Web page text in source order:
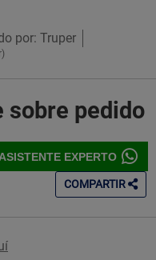
por: Truper
sobre pedido
ASISTENTE EXPERTO
COMPARTIR